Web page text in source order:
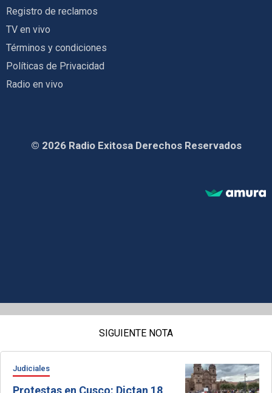
Registro de reclamos
TV en vivo
Términos y condiciones
Políticas de Privacidad
Radio en vivo
© 2026 Radio Exitosa Derechos Reservados
SIGUIENTE NOTA
Judiciales